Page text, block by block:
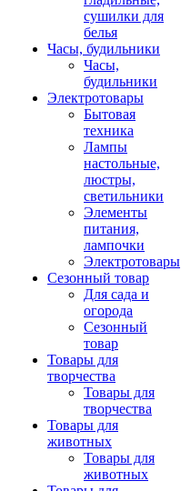
сушилки для
белья
Часы, будильники
Часы,
будильники
Электротовары
Бытовая
техника
Лампы
настольные,
люстры,
светильники
Элементы
питания,
лампочки
Электротовары
Сезонный товар
Для сада и
огорода
Сезонный
товар
Товары для
творчества
Товары для
творчества
Товары для
животных
Товары для
животных